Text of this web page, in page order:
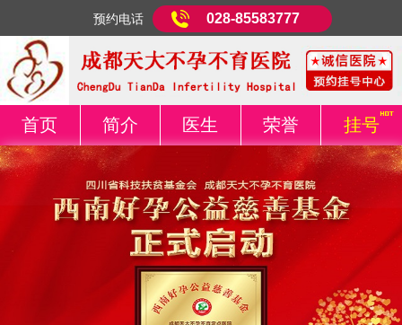
预约电话 028-85583777
首页 简介 医生 荣誉 挂号